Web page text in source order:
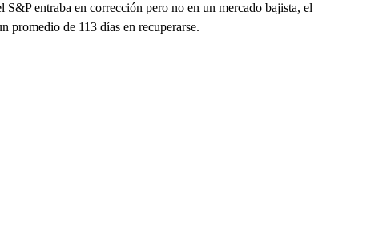
entraba en corrección pero no en un mercado bajista, el
promedio de 113 días en recuperarse.